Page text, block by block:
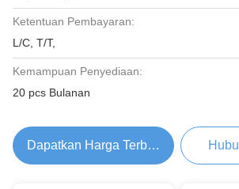
Ketentuan Pembayaran:
L/C, T/T,
Kemampuan Penyediaan:
20 pcs Bulanan
Dapatkan Harga Terbaik